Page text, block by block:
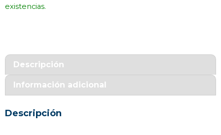
existencias.
Descripción
Información adicional
Descripción